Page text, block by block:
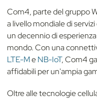
Com4, parte del gruppo
a livello mondiale di
un decennio di
mondo. Con una
LTE-MeNB-IoT, Com4
affidabili per un'ampia
Oltre alle tecnologie